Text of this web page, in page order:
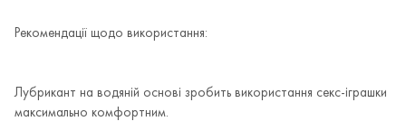
Рекомендації щодо використання:
Лубрикант на водяній основі зробить використання секс-іграшки
максимально комфортним.